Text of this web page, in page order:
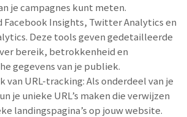
je campagnes kunt meten.
Facebook Insights, Twitter Analytics en
Deze tools geven gedetailleerde
bereik, betrokkenheid en
gegevens van je publiek.
van URL-tracking: Als onderdeel van je
je unieke URL’s maken die verwijzen
landingspagina’s op jouw website.